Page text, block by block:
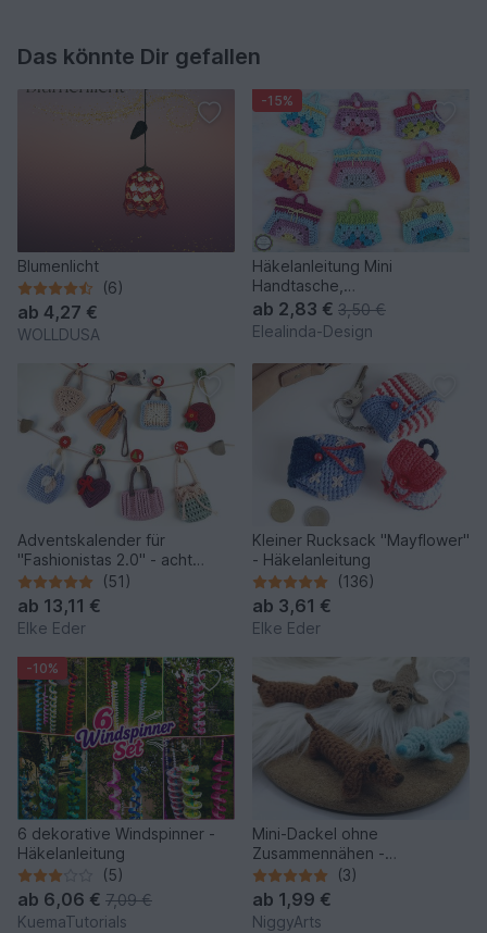
Das könnte Dir gefallen
Blumenlicht
(6)
ab 4,27 €
WOLLDUSA
-15%
Häkelanleitung Mini
Handtasche,
Schlüsselanhänger Bag
Charm Adventskalender
ab 2,83 € 3,50 €
Elealinda-Design
Adventskalender für
"Fashionistas 2.0" - acht
zauberhafte Modelle
(51)
ab 13,11 €
Elke Eder
Kleiner Rucksack "Mayflower"
- Häkelanleitung
(136)
ab 3,61 €
Elke Eder
-10%
6 dekorative Windspinner -
Häkelanleitung
(5)
ab 6,06 € 7,09 €
KuemaTutorials
Mini-Dackel ohne
Zusammennähen -
Häkelanleitung von NiggyArts
(3)
ab 1,99 €
NiggyArts